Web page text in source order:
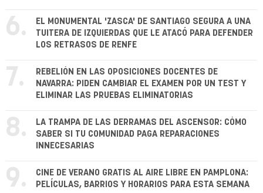
6.
EL MONUMENTAL 'ZASCA' DE SANTIAGO SEGURA A UNA
TUITERA DE IZQUIERDAS QUE LE ATACÓ PARA DEFENDER
LOS RETRASOS DE RENFE
7.
REBELIÓN EN LAS OPOSICIONES DOCENTES DE
NAVARRA: PIDEN CAMBIAR EL EXAMEN POR UN TEST Y
ELIMINAR LAS PRUEBAS ELIMINATORIAS
8.
LA TRAMPA DE LAS DERRAMAS DEL ASCENSOR: CÓMO
SABER SI TU COMUNIDAD PAGA REPARACIONES
INNECESARIAS
9.
CINE DE VERANO GRATIS AL AIRE LIBRE EN PAMPLONA:
PELÍCULAS, BARRIOS Y HORARIOS PARA ESTA SEMANA